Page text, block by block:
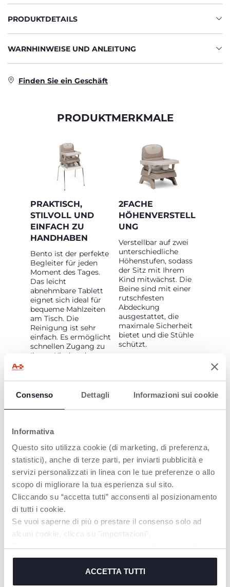
Consenso Dettagli Informazioni sui cookie
Informativa
Questo sito utilizza cookie (di marketing, di preferenza,
statistici), anche di terze parti, per inviarti pubblicità e
servizi personalizzati in linea con le tue preferenze o allo
scopo di migliorare la tua esperienza sul sito.
Cliccando su “accetta tutti” acconsenti al posizionamento
di tutti i cookie.
Se vuoi saperne di più o prestare il consenso solo ad
alcuni cookie, clicca su "impostazioni".
cookie tecnici, indispensabili per fruire del servizio
ACCETTA TUTTI
PRODUKTDETAILS
WARNHINWEISE UND ANLEITUNG
Finden Sie ein Geschäft
PRODUKTMERKMALE
PRAKTISCH,
STILVOLL UND
EINFACH ZU
HANDHABEN
Bento ist der perfekte
Begleiter für jeden
Moment des Tages.
Das leicht
abnehmbare Tablett
eignet sich ideal für
bequeme Mahlzeiten
am Tisch. Die
Reinigung ist sehr
einfach. Es ermöglicht
schnellen Zugang zu
Ihrem Kind und
Familientisch auf
einfache und
2FACHE
HÖHENVERSTELL
UNG
Verstellbar auf zwei
unterschiedliche
Höhenstufen, sodass
der Sitz mit Ihrem
Kind mitwächst. Die
Beine sind mit einer
rutschfesten
Abdeckung
ausgestattet, die
maximale Sicherheit
bietet und die Stühle
schützt.
KOMPAKTES
FALTDESIGN
Aufsatz schnell und
platzsparend
zusammenzuklappen,
verstaut oder
transportiert werden
Hause und unterwegs.